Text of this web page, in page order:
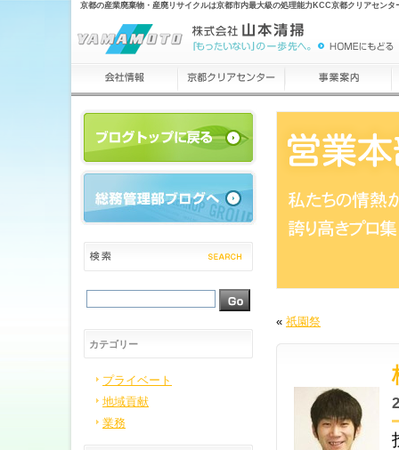
京都の産業廃棄物・産廃リサイクルは京都市内最大級の処理能力KCC京都クリアセンタ
« 祇園祭
カテゴリー
プライベート
地域貢献
業務